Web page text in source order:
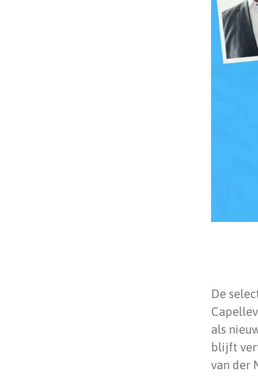
De
als
blijft
van der